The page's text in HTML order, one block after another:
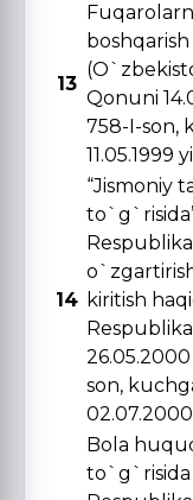
13
Qonuni
758-I-son,
11.05.1999 yil
14
“Jismoniy
kiritish
son,
Bola
to`g`risida